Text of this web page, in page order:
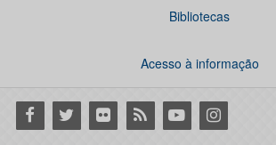
Bibliotecas
Acesso à informação
Facebook
Twitter Flickr RSS YoutubeInstagram